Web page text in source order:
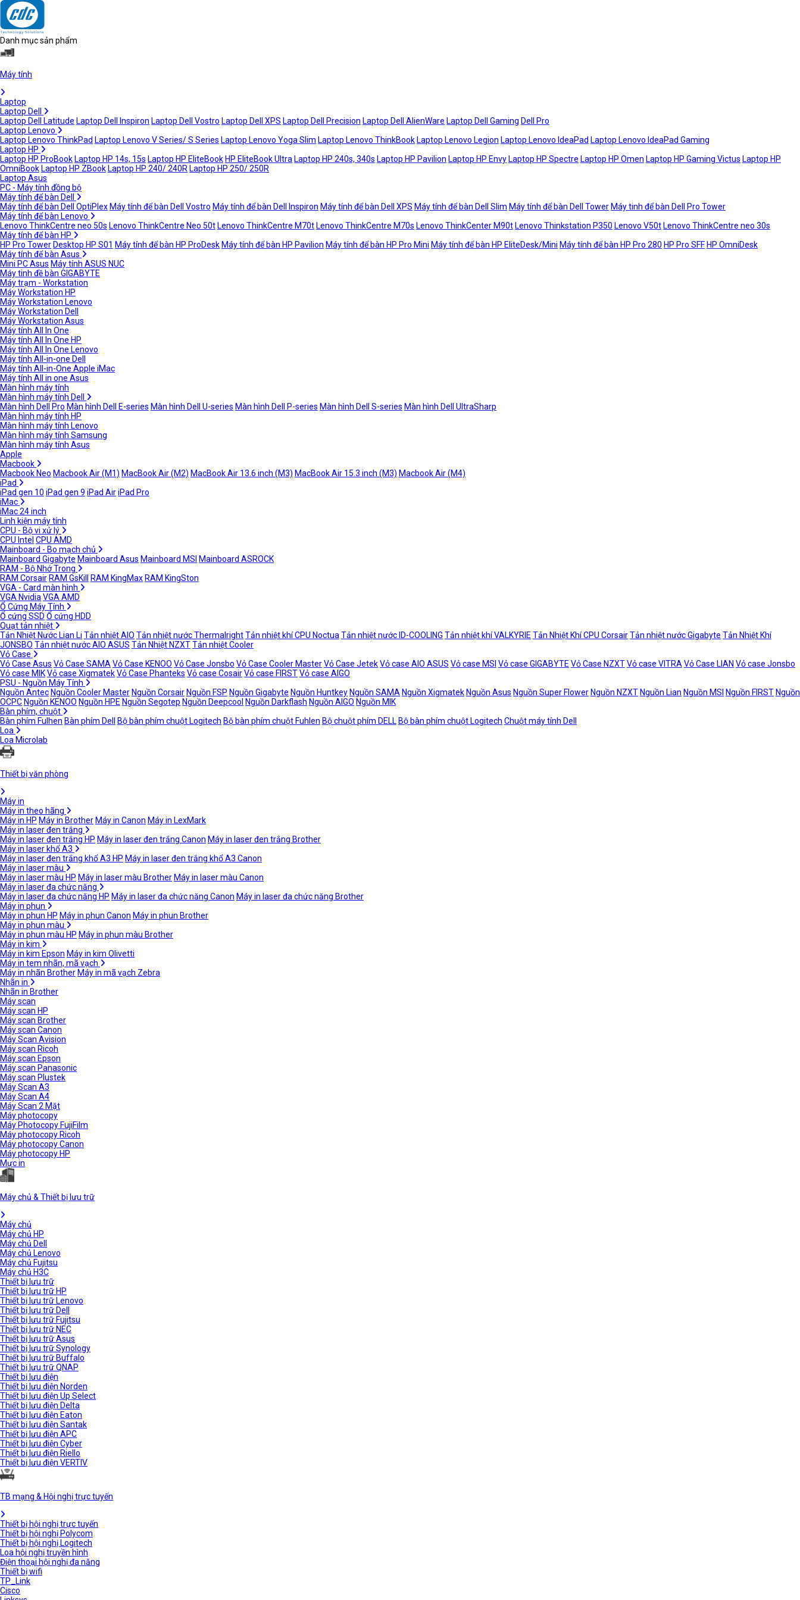
Danh mục sản phẩm
Máy tính
Laptop
Laptop Dell
Laptop Dell Latitude Laptop Dell Inspiron Laptop Dell Vostro Laptop Dell XPS Laptop Dell Precision Laptop Dell AlienWare Laptop Dell Gaming Dell Pro
Laptop Lenovo
Laptop Lenovo ThinkPad Laptop Lenovo V Series/ S Series Laptop Lenovo Yoga Slim Laptop Lenovo ThinkBook Laptop Lenovo Legion Laptop Lenovo IdeaPad Laptop Lenovo IdeaPad Gaming
Laptop HP
Laptop HP ProBook Laptop HP 14s, 15s Laptop HP EliteBook HP EliteBook Ultra Laptop HP 240s, 340s Laptop HP Pavilion Laptop HP Envy Laptop HP Spectre Laptop HP Omen Laptop HP Gaming Victus Laptop HP
OmniBook Laptop HP ZBook Laptop HP 240/ 240R Laptop HP 250/ 250R
Laptop Asus
PC - Máy tính đồng bộ
Máy tính để bàn Dell
Máy tính để bàn Dell OptiPlex Máy tính để bàn Dell Vostro Máy tính để bàn Dell Inspiron Máy tính để bàn Dell XPS Máy tính để bàn Dell Slim Máy tính để bàn Dell Tower Máy tinh để bàn Dell Pro Tower
Máy tính để bàn Lenovo
Lenovo ThinkCentre neo 50s Lenovo ThinkCentre Neo 50t Lenovo ThinkCentre M70t Lenovo ThinkCentre M70s Lenovo ThinkCenter M90t Lenovo Thinkstation P350 Lenovo V50t Lenovo ThinkCentre neo 30s
Máy tính để bàn HP
HP Pro Tower Desktop HP S01 Máy tính để bàn HP ProDesk Máy tính để bàn HP Pavilion Máy tính để bàn HP Pro Mini Máy tính để bàn HP EliteDesk/Mini Máy tính để bàn HP Pro 280 HP Pro SFF HP OmniDesk
Máy tính để bàn Asus
Mini PC Asus Máy tính ASUS NUC
Máy tinh đề bàn GIGABYTE
Máy trạm - Workstation
Máy Workstation HP
Máy Workstation Lenovo
Máy Workstation Dell
Máy Workstation Asus
Máy tính All In One
Máy tính All In One HP
Máy tính All In One Lenovo
Máy tính All-in-one Dell
Máy tính All-in-One Apple iMac
Máy tính All in one Asus
Màn hình máy tính
Màn hình máy tính Dell
Màn hình Dell Pro Màn hình Dell E-series Màn hình Dell U-series Màn hình Dell P-series Màn hình Dell S-series Màn hình Dell UltraSharp
Màn hình máy tính HP
Màn hình máy tính Lenovo
Màn hình máy tính Samsung
Màn hình máy tính Asus
Apple
Macbook
Macbook Neo Macbook Air (M1) MacBook Air (M2) MacBook Air 13.6 inch (M3) MacBook Air 15.3 inch (M3) Macbook Air (M4)
iPad
iPad gen 10 iPad gen 9 iPad AiriPad Pro
iMac
iMac 24 inch
Linh kiện máy tính
CPU - Bộ vi xử lý
CPU Intel CPU AMD
Mainboard - Bo mạch chủ
Mainboard Gigabyte Mainboard Asus Mainboard MSI Mainboard ASROCK
RAM - Bộ Nhớ Trong
RAM Corsair RAM GsKill RAM KingMax RAM KingSton
VGA - Card màn hình
VGA Nvidia VGA AMD
Ổ Cứng Máy Tính
Ổ cứng SSD Ổ cứng HDD
Quạt tản nhiệt
Tản Nhiệt Nước Lian Li Tản nhiệt AIO Tản nhiệt nước ThermalrightTản nhiệt khí CPU Noctua Tản nhiệt nước ID-COOLING Tản nhiệt khí VALKYRIE Tản Nhiệt Khí CPU CorsairTản nhiệt nước Gigabyte Tản Nhiệt Khí
JONSBO Tản nhiệt nước AIO ASUS Tản Nhiệt NZXTTản nhiệt Cooler
Vỏ Case
Vỏ Case Asus Vỏ Case SAMA Vỏ Case KENOO Vỏ Case Jonsbo Vỏ Case Cooler MasterVỏ Case JetekVỏ case AIO ASUS Vỏ case MSI Vỏ case GIGABYTE Vỏ Case NZXTVỏ case VITRA Vỏ Case LIAN Vỏ case Jonsbo
Vỏ case MIKVỏ case XigmatekVỏ Case Phanteks Vỏ case CosairVỏ case FIRSTVỏ case AIGO
PSU - Nguồn Máy Tính
Nguồn Antec Nguồn Cooler Master Nguồn Corsair Nguồn FSP Nguồn Gigabyte Nguồn Huntkey Nguồn SAMA Nguồn Xigmatek Nguồn Asus Nguồn Super Flower Nguồn NZXT Nguồn Lian Nguồn MSI Nguồn FIRST Nguồn
OCPC Nguồn KENOO Nguồn HPE Nguồn Segotep Nguồn Deepcool Nguồn Darkflash Nguồn AIGO Nguồn MIK
Bàn phím, chuột
Bàn phím Fulhen Bàn phím Dell Bộ bàn phím chuột Logitech Bộ bàn phím chuột Fuhlen Bộ chuột phím DELL Bộ bàn phím chuột Logitech Chuột máy tính Dell
Loa
Loa Microlab
Thiết bị văn phòng
Máy in
Máy in theo hãng
Máy in HP Máy in Brother Máy in Canon Máy in LexMark
Máy in laser đen trắng
Máy in laser đen trắng HP Máy in laser đen trắng Canon Máy in laser đen trắng Brother
Máy in laser khổ A3
Máy in laser đen trắng khổ A3 HP Máy in laser đen trắng khổ A3 Canon
Máy in laser màu
Máy in laser màu HP Máy in laser màu Brother Máy in laser màu Canon
Máy in laser đa chức năng
Máy in laser đa chức năng HP Máy in laser đa chức năng Canon Máy in laser đa chức năng Brother
Máy in phun
Máy in phun HP Máy in phun Canon Máy in phun Brother
Máy in phun màu
Máy in phun màu HP Máy in phun màu Brother
Máy in kim
Máy in kim Epson Máy in kim Olivetti
Máy in tem nhãn, mã vạch
Máy in nhãn Brother Máy in mã vạch Zebra
Nhãn in
Nhãn in Brother
Máy scan
Máy scan HP
Máy scan Brother
Máy scan Canon
Máy Scan Avision
Máy scan Ricoh
Máy scan Epson
Máy scan Panasonic
Máy scan Plustek
Máy Scan A3
Máy Scan A4
Máy Scan 2 Mặt
Máy photocopy
Máy Photocopy FujiFilm
Máy photocopy Ricoh
Máy photocopy Canon
Máy photocopy HP
Mực in
Máy chủ & Thiết bị lưu trữ
Máy chủ
Máy chủ HP
Máy chủ Dell
Máy chủ Lenovo
Máy chủ Fujitsu
Máy chủ H3C
Thiết bị lưu trữ
Thiết bị lưu trữ HP
Thiết bị lưu trữ Lenovo
Thiết bị lưu trữ Dell
Thiết bị lưu trữ Fujitsu
Thiết bị lưu trữ NEC
Thiết bị lưu trữ Asus
Thiết bị lưu trữ Synology
Thiết bị lưu trữ Buffalo
Thiết bị lưu trữ QNAP
Thiết bị lưu điện
Thiết bị lưu điện Norden
Thiết bị lưu điện Up Select
Thiết bị lưu điện Delta
Thiết bị lưu điện Eaton
Thiết bị lưu điện Santak
Thiết bị lưu điện APC
Thiết bị lưu điện Cyber
Thiết bị lưu điện Riello
Thiết bị lưu điện VERTIV
TB mạng & Hội nghị trực tuyến
Thiết bị hội nghị trực tuyến
Thiết bị hội nghị Polycom
Thiết bị hội nghị Logitech
Loa hội nghị truyền hình
Điện thoại hội nghị đa năng
Thiết bị wifi
TP_Link
Cisco